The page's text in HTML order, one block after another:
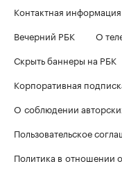
Контактная информация
Вечерний РБК
О
Скрыть баннеры на РБК
Корпоративная
О соблюдении
Пользовательское
Политика в отношении